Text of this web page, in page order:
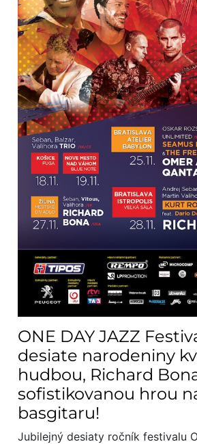
ONE DAY JAZZ
desiate narodeniny
hudbou, Richard
sofistikovanou hrou
basgitaru!
Jubilejný desiaty ročník festivalu